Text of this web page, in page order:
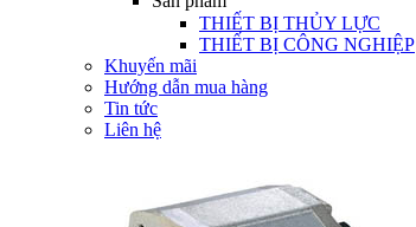
THIẾT BỊ THỦY LỰC
THIẾT BỊ CÔNG NGHIỆP
Khuyến mãi
Hướng dẫn mua hàng
Tin tức
Liên hệ